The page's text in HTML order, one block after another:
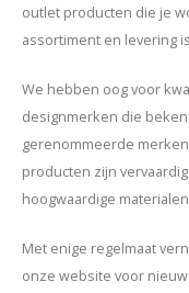
outlet producten die je
assortiment en levering
We hebben oog voor
designmerken die
gerenommeerde
producten zijn
hoogwaardige
Met enige regelmaat
onze website voor